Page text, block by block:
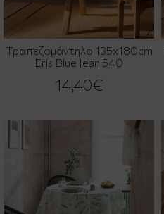
Τραπεζομάντηλο 135x180cm
Eris Blue Jean 540
14,40€